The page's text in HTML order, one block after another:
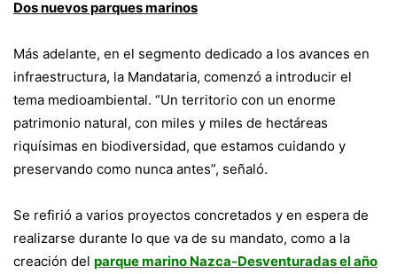
Dos nuevos parques marinos
Más adelante, en el segmento dedicado a los avances en
infraestructura, la Mandataria, comenzó a introducir el
tema medioambiental. “Un territorio con un enorme
patrimonio natural, con miles y miles de hectáreas
riquísimas en biodiversidad, que estamos cuidando y
preservando como nunca antes”, señaló.
Se refirió a varios proyectos concretados y en espera de
realizarse durante lo que va de su mandato, como a la
creación del parque marino Nazca-Desventuradas el año